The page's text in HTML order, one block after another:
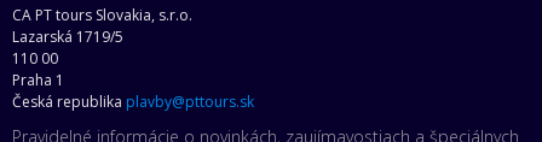
CA PT tours Slovakia, s.r.o.
Lazarská 1719/5
110 00
Praha 1
Česká republika plavby@pttours.sk
Pravidelné informácie o novinkách, zaujímavostiach a špeciálnych